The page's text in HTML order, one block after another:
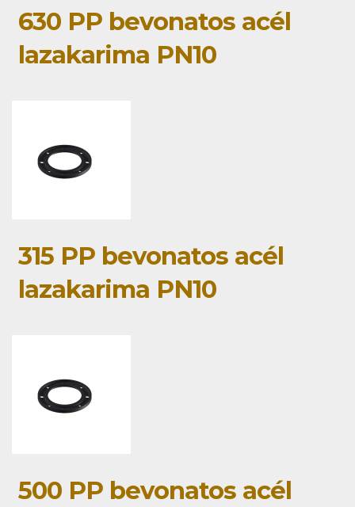
630 PP bevonatos acél
lazakarima PN10
315 PP bevonatos acél
lazakarima PN10
500 PP bevonatos acél